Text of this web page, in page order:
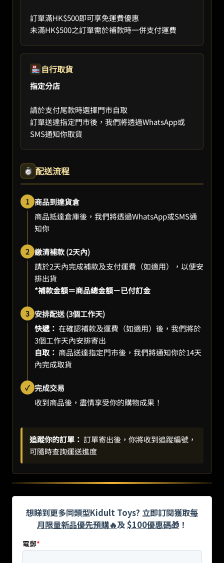
訂單滿HK$500即可享免運費優惠
未滿HK$500之訂單需於補款時一併支付運費
自行取貨
指定分店
請於支付尾款時選擇門市自取
訂單送達指定門市後，我們將透過WhatsApp或
SMS通知你取貨
配送流程
1 商品到達貨倉
商品抵達倉庫後，我們將透過WhatsApp或SMS通
知你
2 繳清補款 (2天內)
請於2天內完成補款及支付運費（如適用），以便安
排出貨
*補款金額＝商品總金額－已付訂金
3 安排配送 (3個工作天)
快遞： 在確認補款及運費（如適用）後，我們將於
3個工作天內安排寄出
自取： 商品送達指定門市後，我們將通知你於14天
內完成取貨
✓ 完成交易
收到商品後，盡情享受你的購物成果！
追蹤你的訂單： 訂單寄出後，你將收到追蹤編號，
可隨時查詢運送進度